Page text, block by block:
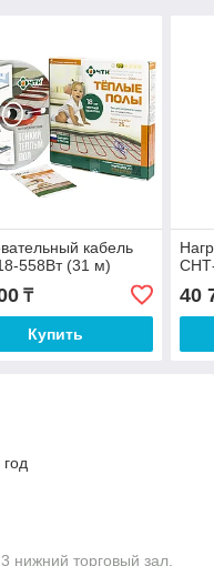
кабель
558Вт (31 м)
₸
Купить
40
нижний торговый зал,